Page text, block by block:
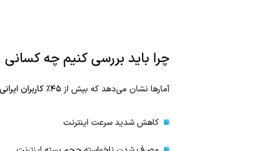
چرا باید بررسی کنیم چه
آمارها نشان می‌دهد که بیش از ۴۵٪ کاربران ایرانی
کاهش شدید سرعت اینترنت